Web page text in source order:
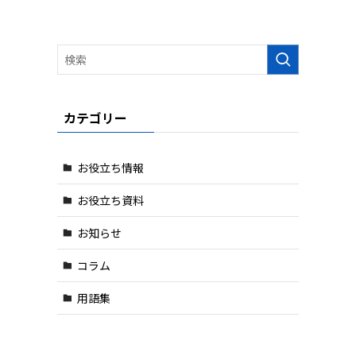
カテゴリー
お役立ち情報
お役立ち資料
お知らせ
コラム
用語集